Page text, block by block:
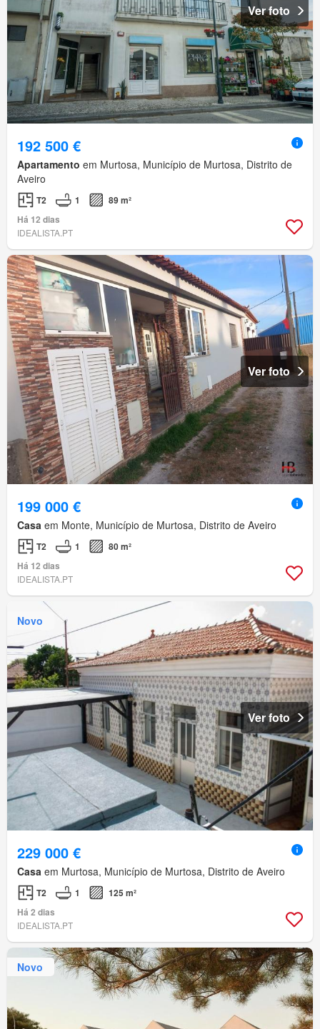
Ver foto
192 500 €
Apartamento em Murtosa, Município de Murtosa, Distrito de
Aveiro
T2 1
89 m²
Há 12 dias
IDEALISTA.PT
Ver foto
199 000 €
Casa em Monte, Município de Murtosa, Distrito de Aveiro
T2 1
80 m²
Há 12 dias
IDEALISTA.PT
Novo
Ver foto
229 000 €
Casa em Murtosa, Município de Murtosa, Distrito de Aveiro
T2 1
125 m²
Há 2 dias
IDEALISTA.PT
Novo